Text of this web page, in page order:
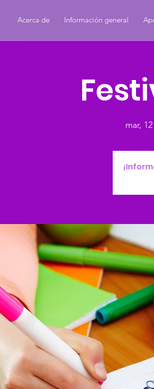
Acerca de Información general
mar,